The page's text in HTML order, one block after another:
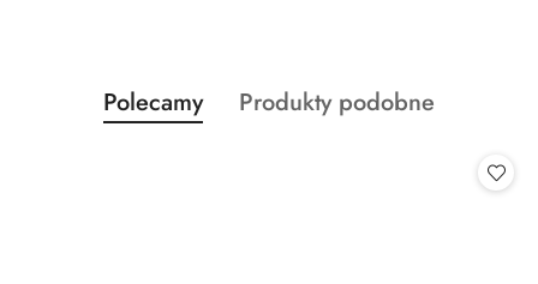
Pomiń karuzelę produktów
Produkty
o
Polecamy
Produkty
Produkty podobne